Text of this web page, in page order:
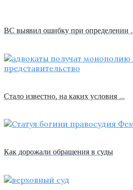
ВС выявил ошибку при определении
Стало известно, на каких условия …
Как дорожали обращения в суды